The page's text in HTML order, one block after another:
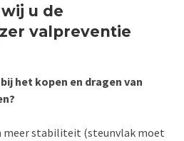
u de
valpreventie
het kopen en dragen van
meer stabiliteit (steunvlak moet